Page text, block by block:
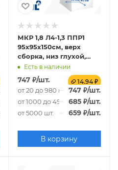
МКР 1,8 Л4-1,3 ППР1
95х95х150см, верх
сборка, низ глухой,
160г/м2
Есть в наличии
747₽/шт. 14.94 ₽
от 20 до 980 шт. 747 ₽/шт.
от 1000 до 4980 шт.
685 ₽/шт.
от 5000 шт. 659 ₽/шт.
В корзину